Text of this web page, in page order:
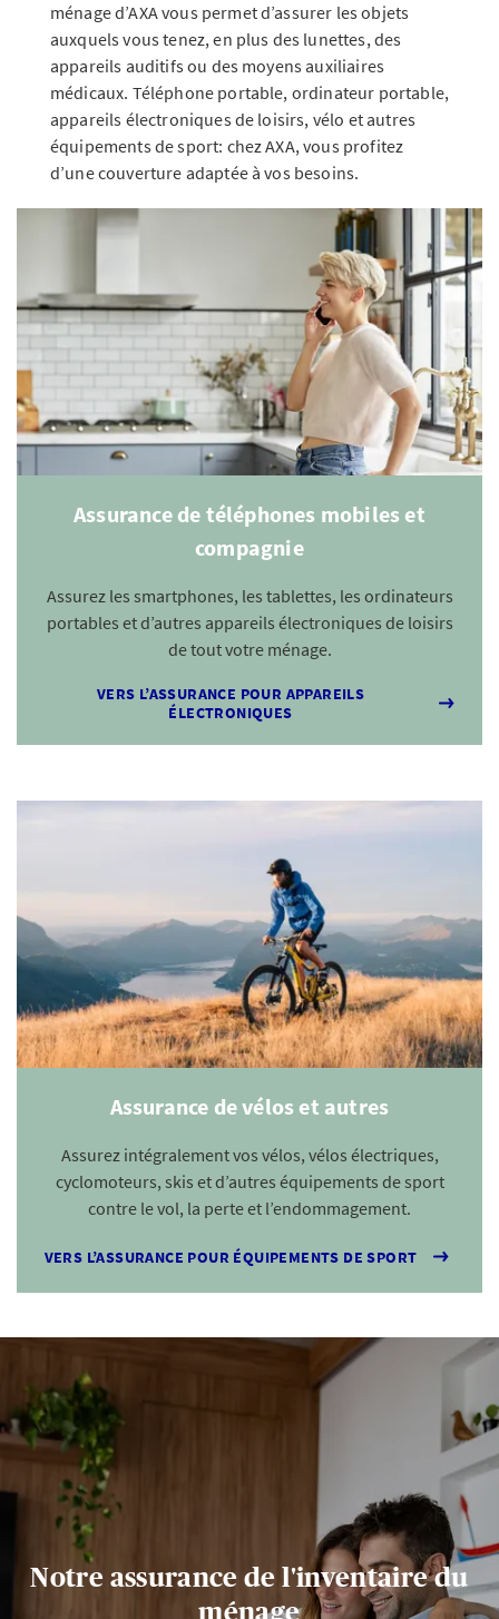
ménage d’AXA vous permet d’assurer les objets
auxquels vous tenez, en plus des lunettes, des
appareils auditifs ou des moyens auxiliaires
médicaux. Téléphone portable, ordinateur portable,
appareils électroniques de loisirs, vélo et autres
équipements de sport: chez AXA, vous profitez
d’une couverture adaptée à vos besoins.
Assurance de téléphones mobiles et
compagnie
Assurez les smartphones, les tablettes, les ordinateurs
portables et d’autres appareils électroniques de loisirs
de tout votre ménage.
VERS L’ASSURANCE POUR APPAREILS
ÉLECTRONIQUES
Assurance de vélos et autres
Assurez intégralement vos vélos, vélos électriques,
cyclomoteurs, skis et d’autres équipements de sport
contre le vol, la perte et l’endommagement.
VERS L’ASSURANCE POUR ÉQUIPEMENTS DE SPORT
Notre assurance de l'inventaire du
ménage